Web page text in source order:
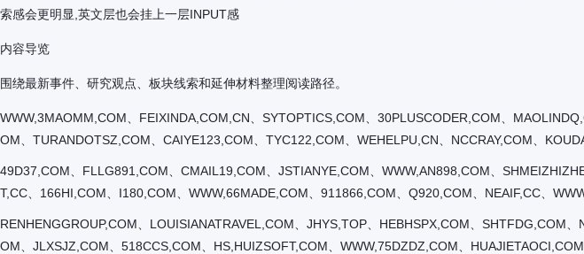
索感会更明显,英文层也会挂上一层INPUT感
内容导览
围绕最新事件、研究观点、板块线索和延伸材料整理阅读路径。
WWW,3MAOMM,COM、FEIXINDA,COM,CN、SYTOPTICS,COM、30PLUSCODER,COM、
OM、TURANDOTSZ,COM、CAIYE123,COM、TYC122,COM、WEHELPU,CN、NCCRAY,COM、
49D37,COM、FLLG891,COM、CMAIL19,COM、JSTIANYE,COM、WWW,AN898,COM、
T,CC、166HI,COM、I180,COM、WWW,66MADE,COM、911866,COM、Q920,COM、NEAIF,CC、
RENHENGGROUP,COM、LOUISIANATRAVEL,COM、JHYS,TOP、HEBHSPX,COM、
OM、JLXSJZ,COM、518CCS,COM、HS,HUIZSOFT,COM、WWW,75DZDZ,COM、